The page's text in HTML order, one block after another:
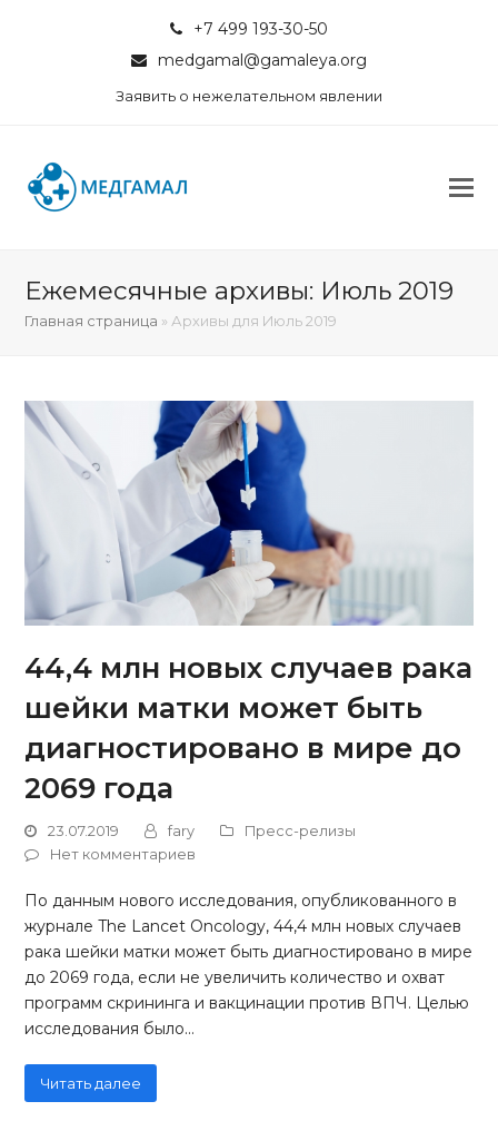
+7 499 193-30-50
medgamal@gamaleya.org
Заявить о нежелательном явлении
Ежемесячные архивы: Июль 2019
Главная страница » Архивы для Июль 2019
44,4 млн новых случаев рака
шейки матки может быть
диагностировано в мире до
2069 года
23.07.2019 fary
Пресс-релизы
Нет комментариев
По данным нового исследования, опубликованного в
журнале The Lancet Oncology, 44,4 млн новых случаев
рака шейки матки может быть диагностировано в мире
до 2069 года, если не увеличить количество и охват
программ скрининга и вакцинации против ВПЧ. Целью
исследования было…
Читать далее